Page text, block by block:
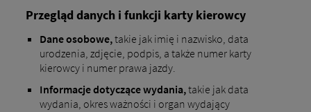
Przegląd danych i funkcji karty kierowcy
Dane osobowe,takie jak imię i nazwisko, data
urodzenia, zdjęcie, podpis, a także numer karty
kierowcy i numer prawa jazdy.
Informacje dotyczące wydania,takie jak data
wydania, okres ważności i organ wydający